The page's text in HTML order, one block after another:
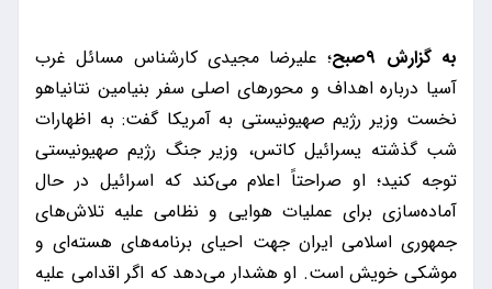
به گزارش ۹صبح
؛ علیرضا مجیدی کارشناس مسائل غرب
آسیا درباره اهداف و محورهای اصلی سفر بنیامین نتانیاهو
نخست وزیر رژیم صهیونیستی به آمریکا گفت: به اظهارات
شب گذشته یسرائیل کاتس، وزیر جنگ رژیم صهیونیستی
توجه کنید؛ او صراحتاً اعلام می‌کند که اسرائیل در حال
آماده‌سازی برای عملیات هوایی و نظامی علیه تلاش‌های
جمهوری اسلامی ایران جهت احیای برنامه‌های هسته‌ای و
موشکی خویش است. او هشدار می‌دهد که اگر اقدامی علیه